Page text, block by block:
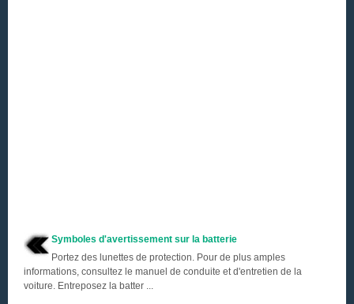
Symboles d'avertissement sur la batterie
Portez des lunettes de protection. Pour de plus amples
informations, consultez le manuel de conduite et d'entretien de la
voiture. Entreposez la batter ...